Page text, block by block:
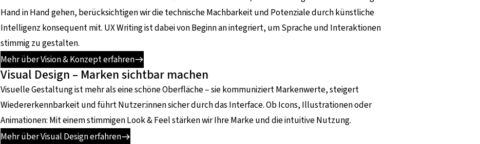
Hand in Hand gehen, berücksichtigen wir die technische Machbarkeit und Potenziale durch künstliche
Intelligenz konsequent mit. UX Writing ist dabei von Beginn an integriert, um Sprache und Interaktionen
stimmig zu gestalten.
Mehr über Vision & Konzept erfahren
Visual Design – Marken sichtbar machen
Visuelle Gestaltung ist mehr als eine schöne Oberfläche – sie kommuniziert Markenwerte, steigert
Wiedererkennbarkeit und führt Nutzer:innen sicher durch das Interface. Ob Icons, Illustrationen oder
Animationen: Mit einem stimmigen Look & Feel stärken wir Ihre Marke und die intuitive Nutzung.
Mehr über Visual Design erfahren